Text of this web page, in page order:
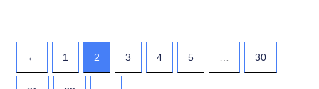
← 1 2 3 4 5 30